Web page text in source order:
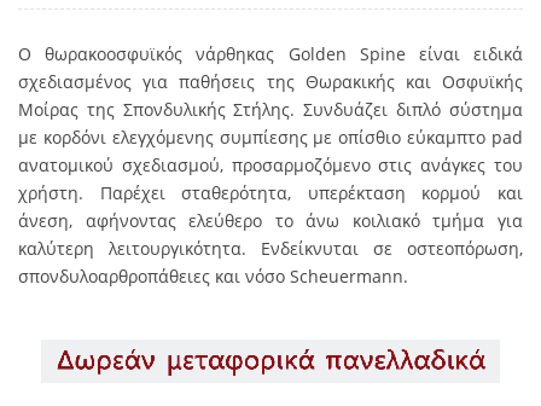
Ο θωρακοοσφυϊκός νάρθηκας Golden Spine είναι ειδικά
σχεδιασμένος για παθήσεις της Θωρακικής και Οσφυϊκής
Μοίρας της Σπονδυλικής Στήλης. Συνδυάζει διπλό σύστημα
με κορδόνι ελεγχόμενης συμπίεσης με οπίσθιο εύκαμπτο pad
ανατομικού σχεδιασμού, προσαρμοζόμενο στις ανάγκες του
χρήστη. Παρέχει σταθερότητα, υπερέκταση κορμού και
άνεση, αφήνοντας ελεύθερο το άνω κοιλιακό τμήμα για
καλύτερη λειτουργικότητα. Ενδείκνυται σε οστεοπόρωση,
σπονδυλοαρθροπάθειες και νόσο Scheuermann.